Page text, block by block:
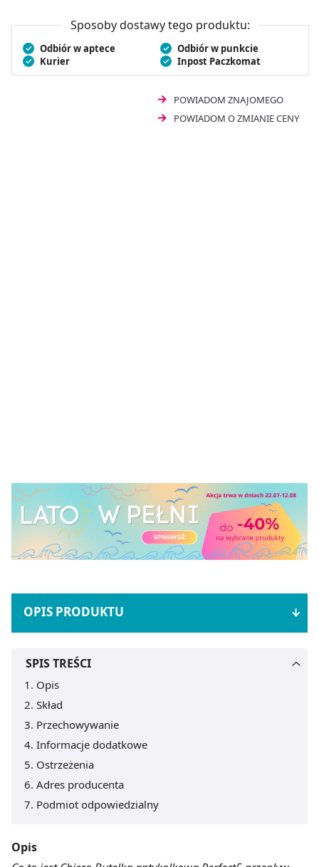
Chicco Butelka antykolkowa Perfect5 przepływ
wolny 0m+ 150 ml
zapewnia bezpieczne karmienie i
komfort każdego dnia.
Sposoby dostawy tego produktu:
Odbiór w aptece
Odbiór w punkcie
Kurier
Inpost Paczkomat
POWIADOM ZNAJOMEGO
POWIADOM O ZMIANIE CENY
OPIS PRODUKTU
SPIS TREŚCI
Opis
Skład
Przechowywanie
Informacje dodatkowe
Ostrzeżenia
Adres producenta
Podmiot odpowiedzialny
Opis